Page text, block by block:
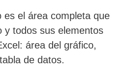
es el área completa que
y todos sus elementos
área del gráfico,
de datos.